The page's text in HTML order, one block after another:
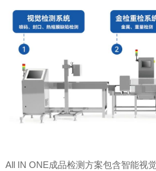
All IN ONE成品检测方案包含智能视